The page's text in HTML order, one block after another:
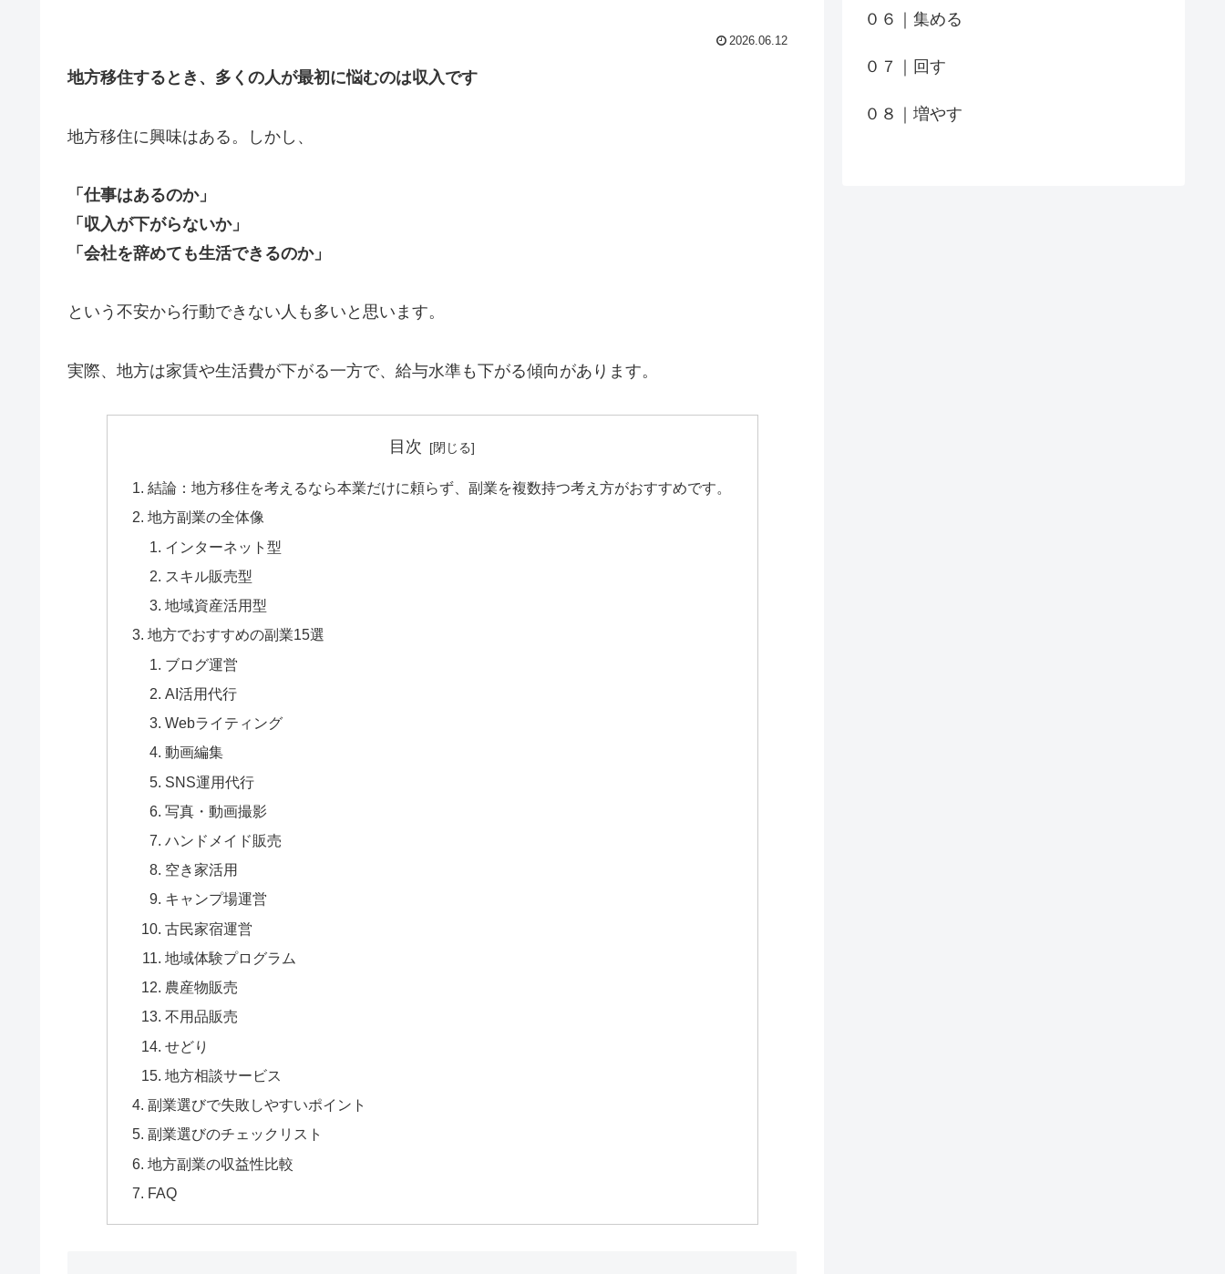
2026.06.12
地方移住するとき、多くの人が最初に悩むのは収入です
地方移住に興味はある。しかし、
「仕事はあるのか」
「収入が下がらないか」
「会社を辞めても生活できるのか」
という不安から行動できない人も多いと思います。
実際、地方は家賃や生活費が下がる一方で、給与水準も下がる傾向があります。
目次
結論：地方移住を考えるなら本業だけに頼らず、副業を複数持つ考え方がおすすめです。
地方副業の全体像
インターネット型
スキル販売型
地域資産活用型
地方でおすすめの副業15選
ブログ運営
AI活用代行
Webライティング
動画編集
SNS運用代行
写真・動画撮影
ハンドメイド販売
空き家活用
キャンプ場運営
古民家宿運営
地域体験プログラム
農産物販売
不用品販売
せどり
地方相談サービス
副業選びで失敗しやすいポイント
副業選びのチェックリスト
地方副業の収益性比較
FAQ
０６｜集める
０７｜回す
０８｜増やす